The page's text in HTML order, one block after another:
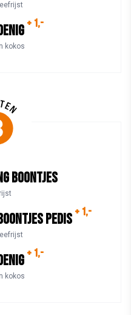
+ 1,-
kokos
BOONTJES
PEDIS + 1,-
+ 1,-
kokos